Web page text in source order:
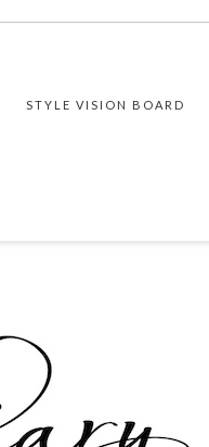
STYLE VISION BOARD